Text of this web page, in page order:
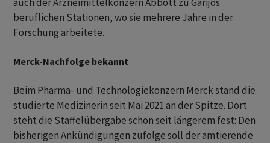
beruflichen Stationen, wo sie mehrere Jahre in der
Forschung arbeitete.
Merck-Nachfolge bekannt
Beim Pharma- und Technologiekonzern Merck stand die
studierte Medizinerin seit Mai 2021 an der Spitze. Dort
steht die Staffelübergabe schon seit längerem fest: Den
bisherigen Ankündigungen zufolge soll der amtierende